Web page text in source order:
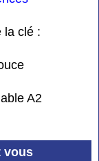
la clé :
A2
vous